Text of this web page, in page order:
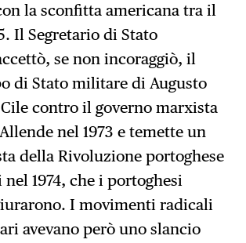
la sconfitta americana tra il
Il Segretario di Stato
se non incoraggiò, il
di Stato militare di Augusto
contro il governo marxista
nel 1973 e temette un
della Rivoluzione portoghese
1974, che i portoghesi
I movimenti radicali
avevano però uno slancio